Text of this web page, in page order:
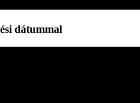
dátummal